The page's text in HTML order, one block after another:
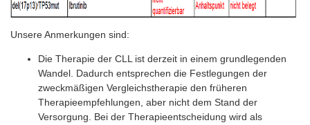
Unsere Anmerkungen sind:
Die Therapie der CLL ist derzeit in einem grundlegenden
Wandel. Dadurch entsprechen die Festlegungen der
zweckmäßigen Vergleichstherapie den früheren
Therapieempfehlungen, aber nicht dem Stand der
Versorgung. Bei der Therapieentscheidung wird als